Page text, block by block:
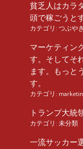
貧乏人はカラ
頭で稼ごうと
カテゴリ: つぶやき
マーケティン
す。そしてそ
ます。もっと
す。
カテゴリ:
トランプ大統
カテゴリ: 未分類
一流サッカー